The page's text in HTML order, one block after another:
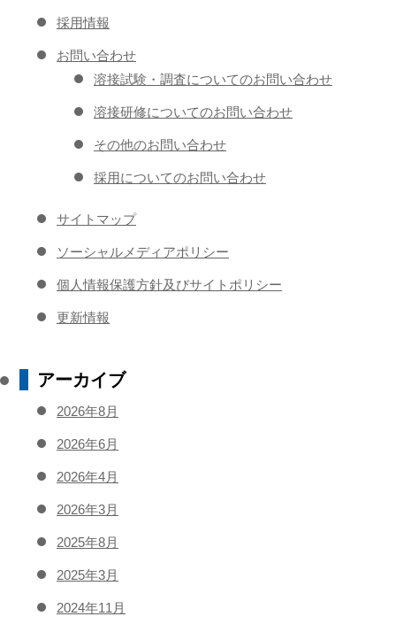
採用情報
お問い合わせ
溶接試験・調査についてのお問い合わせ
溶接研修についてのお問い合わせ
その他のお問い合わせ
採用についてのお問い合わせ
サイトマップ
ソーシャルメディアポリシー
個人情報保護方針及びサイトポリシー
更新情報
アーカイブ
2026年8月
2026年6月
2026年4月
2026年3月
2025年8月
2025年3月
2024年11月